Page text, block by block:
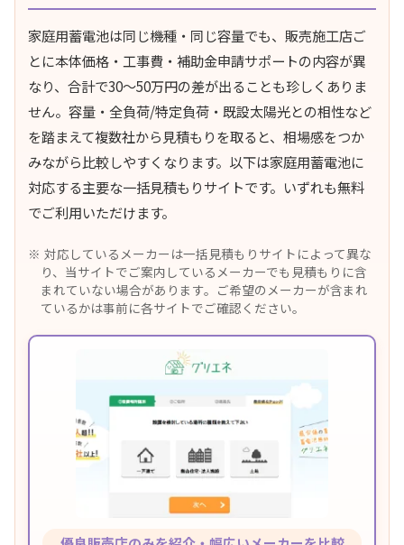
家庭用蓄電池は同じ機種・同じ容量でも、販売施工店ご
とに本体価格・工事費・補助金申請サポートの内容が異
なり、合計で30〜50万円の差が出ることも珍しくありま
せん。容量・全負荷/特定負荷・既設太陽光との相性など
を踏まえて複数社から見積もりを取ると、相場感をつか
みながら比較しやすくなります。以下は家庭用蓄電池に
対応する主要な一括見積もりサイトです。いずれも無料
でご利用いただけます。
対応しているメーカーは一括見積もりサイトによって異な
り、当サイトでご案内しているメーカーでも見積もりに含
まれていない場合があります。ご希望のメーカーが含まれ
ているかは事前に各サイトでご確認ください。